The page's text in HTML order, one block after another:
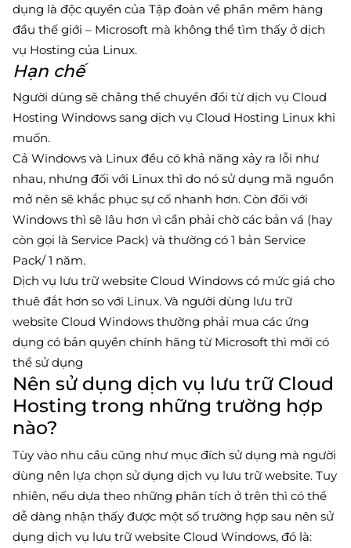
dụng là độc quyền của Tập đoàn về phần mềm hàng
đầu thế giới – Microsoft mà không thể tìm thấy ở dịch
vụ Hosting của Linux.
Hạn chế
Người dùng sẽ chẳng thể chuyển đổi từ dịch vụ Cloud
Hosting Windows sang dịch vụ Cloud Hosting Linux khi
muốn.
Cả Windows và Linux đều có khả năng xảy ra lỗi như
nhau, nhưng đối với Linux thì do nó sử dụng mã nguồn
mở nên sẽ khắc phục sự cố nhanh hơn. Còn đối với
Windows thì sẽ lâu hơn vì cần phải chờ các bản vá (hay
còn gọi là Service Pack) và thường có 1 bản Service
Pack/ 1 năm.
Dịch vụ lưu trữ website Cloud Windows có mức giá cho
thuê đắt hơn so với Linux. Và người dùng lưu trữ
website Cloud Windows thường phải mua các ứng
dụng có bản quyền chính hãng từ Microsoft thì mới có
thể sử dụng
Nên sử dụng dịch vụ lưu trữ Cloud
Hosting trong những trường hợp
nào?
Tùy vào nhu cầu cũng như mục đích sử dụng mà người
dùng nên lựa chọn sử dụng dịch vụ lưu trữ website. Tuy
nhiên, nếu dựa theo những phân tích ở trên thì có thể
dễ dàng nhận thấy được một số trường hợp sau nên sử
dụng dịch vụ lưu trữ website Cloud Windows, đó là: